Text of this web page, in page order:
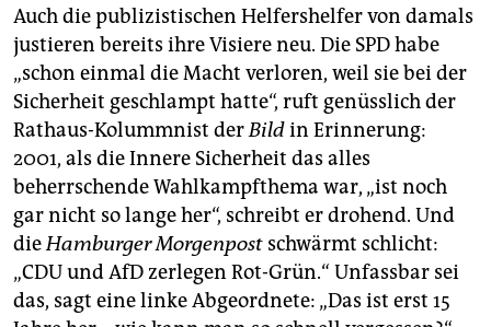
Auch die publizistischen Helfershelfer von damals
justieren bereits ihre Visiere neu. Die SPD habe
„schon einmal die Macht verloren, weil sie bei der
Sicherheit geschlampt hatte“, ruft genüsslich der
Rathaus-Kolummnist derBildin Erinnerung:
2001, als die Innere Sicherheit das alles
beherrschende Wahlkampfthema war, „ist noch
gar nicht so lange her“, schreibt er drohend. Und
dieHamburger Morgenpost schwärmt schlicht:
„CDU und AfD zerlegen Rot-Grün.“ Unfassbar sei
das, sagt eine linke Abgeordnete: „Das ist erst 15